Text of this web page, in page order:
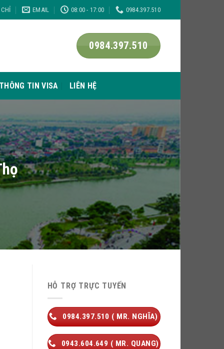
EMAIL 08:00 - 17:00 0984.397.510
0984.397.510
TIN VISA LIÊN HỆ
HỖ TRỢ TRỰC TUYẾN
0984.397.510 ( MR. NGHĨA)
0943.604.649 ( MR. QUANG)